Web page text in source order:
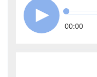
00:00